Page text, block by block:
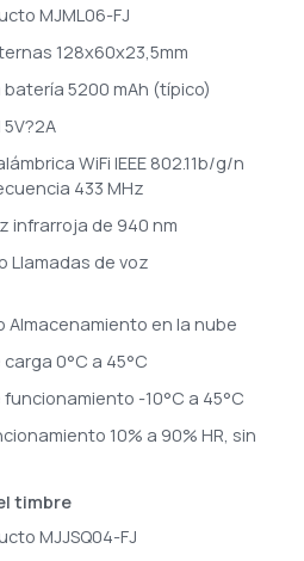
MJML06-FJ
128x60x23,5mm
5200 mAh (típico)
WiFi IEEE 802.11b/g/n
433 MHz
infrarroja de 940 nm
Llamadas de voz
Almacenamiento en la nube
0°C a 45°C
-10°C a 45°C
10% a 90% HR, sin
timbre
MJJSQ04-FJ